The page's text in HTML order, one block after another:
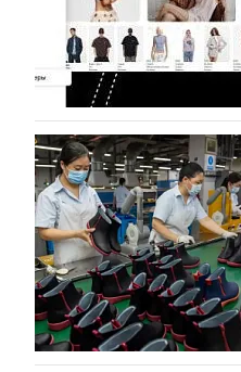
На платформе
дизайнерских марок
Российский
марок одежды, обуви и
06.08.2026 122